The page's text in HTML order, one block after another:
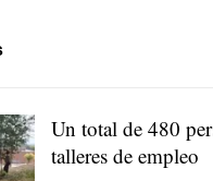
Un total de 480
talleres de empleo